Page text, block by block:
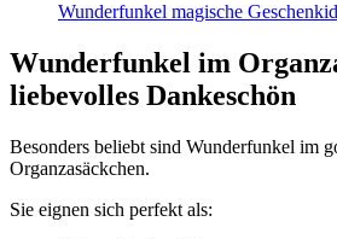
Wunderfunkel magische
Wunderfunkel im
liebevolles Dankeschön
Besonders beliebt sind Wunderfunkel im
Organzasäckchen.
Sie eignen sich perfekt als: